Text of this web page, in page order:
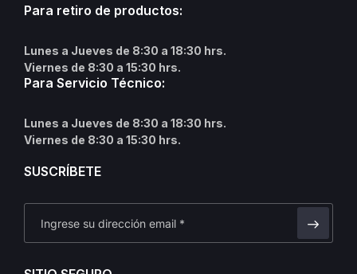
Para retiro de productos:
Lunes a Jueves de 8:30 a 18:30 hrs.
Viernes de 8:30 a 15:30 hrs.
Para Servicio Técnico:
Lunes a Jueves de 8:30 a 18:30 hrs.
Viernes de 8:30 a 15:30 hrs.
SUSCRÍBETE